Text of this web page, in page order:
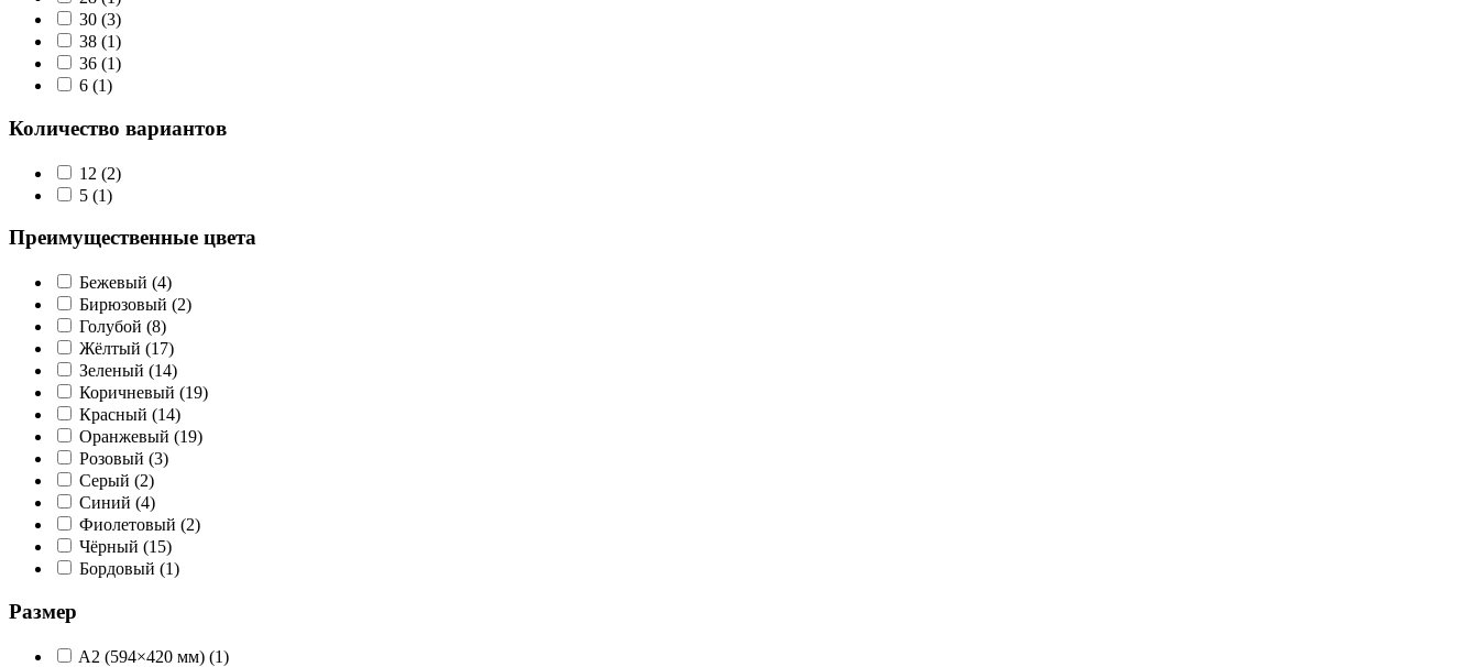
30 (3)
38 (1)
36 (1)
6 (1)
Количество вариантов
12 (2)
5 (1)
Преимущественные цвета
Бежевый (4)
Бирюзовый (2)
Голубой (8)
Жёлтый (17)
Зеленый (14)
Коричневый (19)
Красный (14)
Оранжевый (19)
Розовый (3)
Серый (2)
Синий (4)
Фиолетовый (2)
Чёрный (15)
Бордовый (1)
Размер
A2 (594×420 мм) (1)